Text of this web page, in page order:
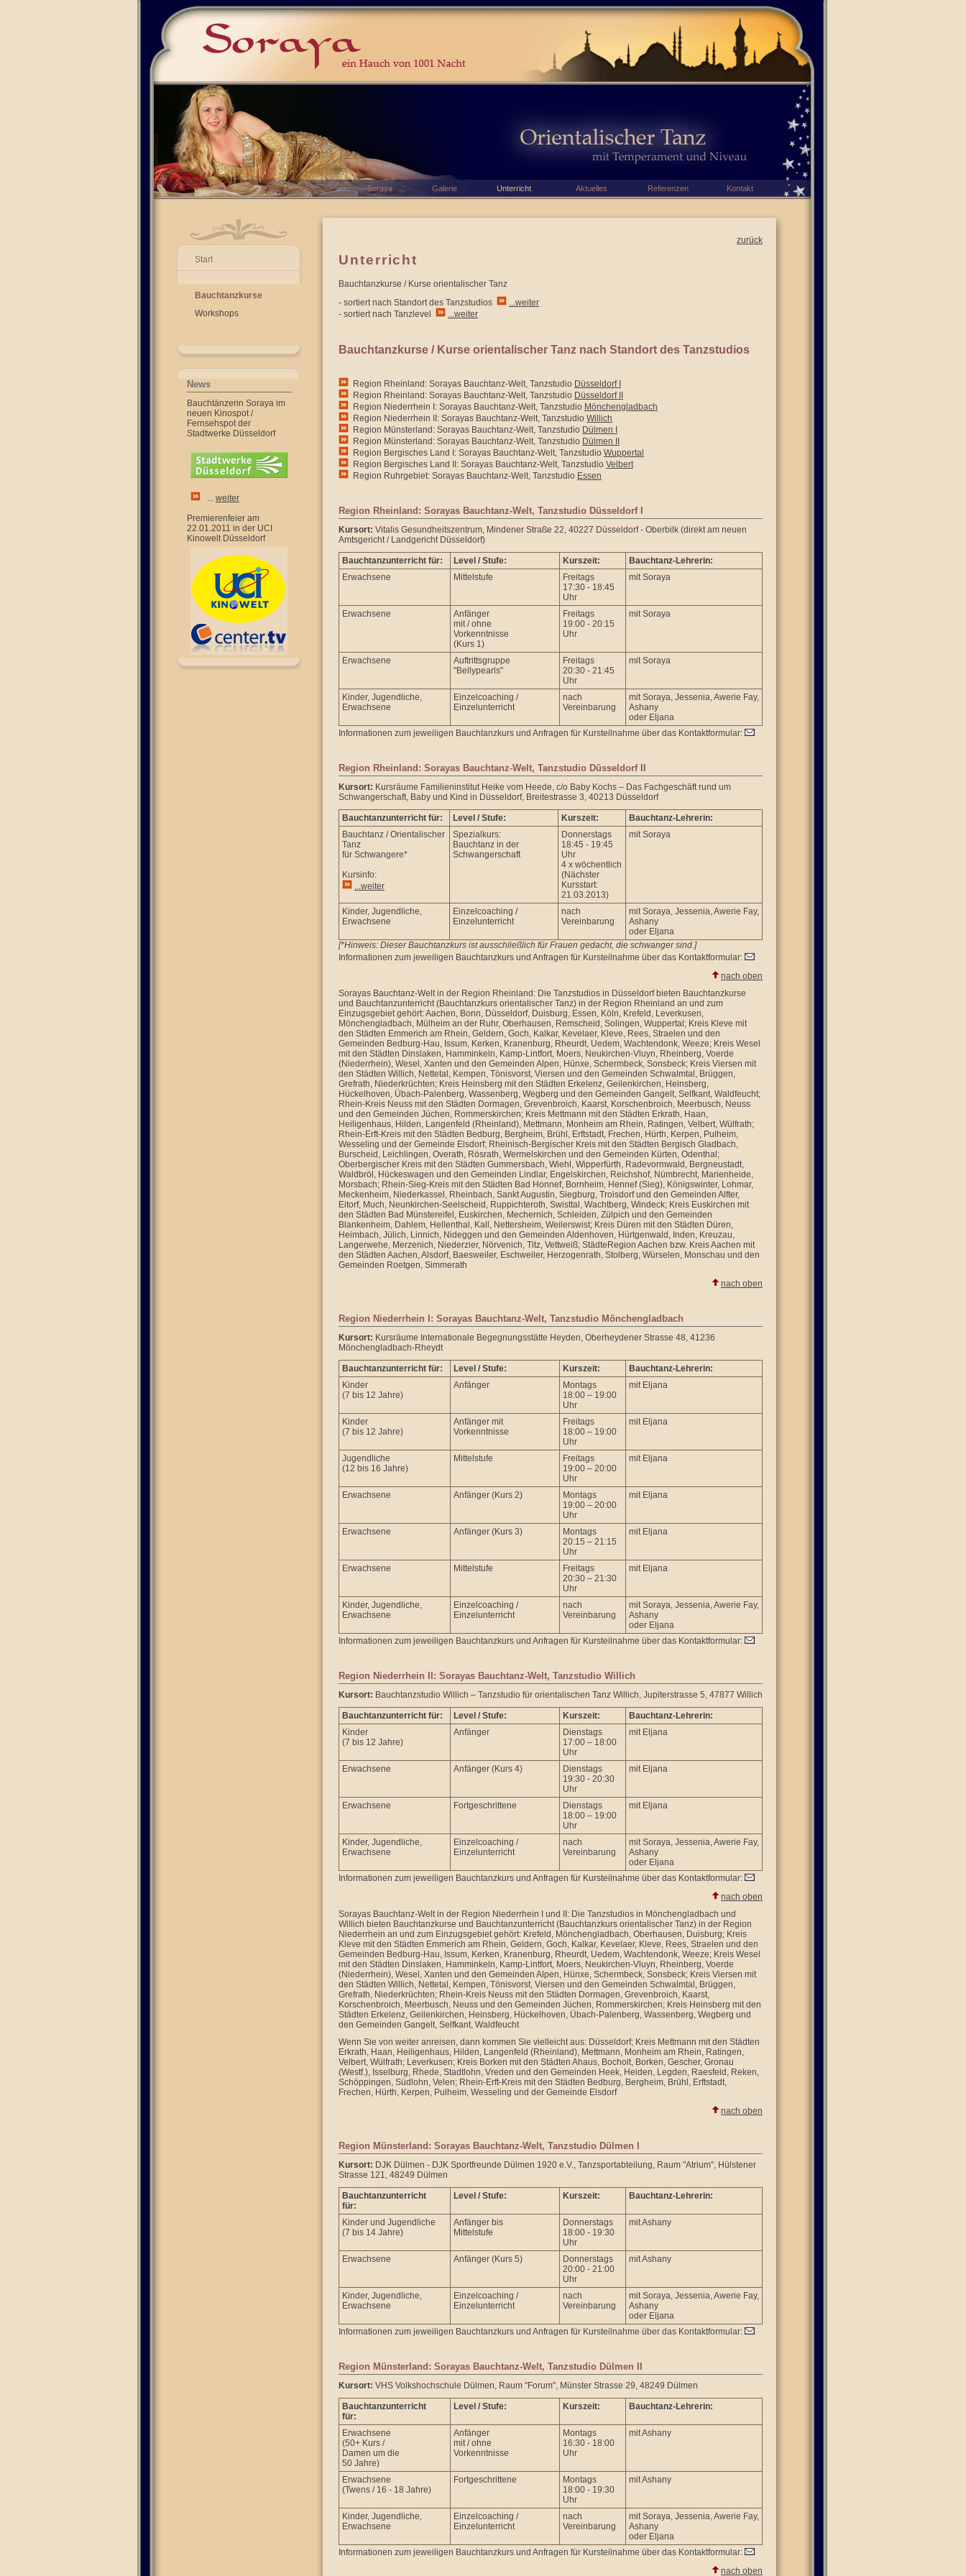
Start
Bauchtanzkurse
Workshops
News
Bauchtänzerin Soraya im
neuen Kinospot /
Fernsehspot der
Stadtwerke Düsseldorf
... weiter
Premierenfeier am
22.01.2011 in der UCI
Kinowelt Düsseldorf
zurück
Unterricht
Bauchtanzkurse / Kurse orientalischer Tanz
- sortiert nach Standort des Tanzstudios
...weiter
- sortiert nach Tanzlevel
...weiter
Bauchtanzkurse / Kurse orientalischer Tanz nach Standort des Tanzstudios
Region Rheinland: Sorayas Bauchtanz-Welt, Tanzstudio Düsseldorf I
Region Rheinland: Sorayas Bauchtanz-Welt, Tanzstudio Düsseldorf II
Region Niederrhein I: Sorayas Bauchtanz-Welt, Tanzstudio Mönchengladbach
Region Niederrhein II: Sorayas Bauchtanz-Welt, Tanzstudio Willich
Region Münsterland: Sorayas Bauchtanz-Welt, Tanzstudio Dülmen I
Region Münsterland: Sorayas Bauchtanz-Welt, Tanzstudio Dülmen II
Region Bergisches Land I: Sorayas Bauchtanz-Welt, Tanzstudio Wuppertal
Region Bergisches Land II: Sorayas Bauchtanz-Welt, Tanzstudio Velbert
Region Ruhrgebiet: Sorayas Bauchtanz-Welt, Tanzstudio Essen
Region Rheinland: Sorayas Bauchtanz-Welt, Tanzstudio Düsseldorf I
Kursort: Vitalis Gesundheitszentrum, Mindener Straße 22, 40227 Düsseldorf - Oberbilk (direkt am neuen
Amtsgericht / Landgericht Düsseldorf)
Bauchtanzunterricht für: Level / Stufe: Kurszeit:
Bauchtanz-Lehrerin:
Erwachsene
Mittelstufe
Freitags
17:30 - 18:45
Uhr
mit Soraya
Erwachsene
Anfänger
mit / ohne
Vorkenntnisse
(Kurs 1)
Freitags
19:00 - 20:15
Uhr
mit Soraya
Erwachsene
Auftrittsgruppe
"Bellypearls"
Freitags
20:30 - 21:45
Uhr
mit Soraya
Kinder, Jugendliche,
Erwachsene
Einzelcoaching /
Einzelunterricht
nach
Vereinbarung
mit Soraya, Jessenia, Awerie Fay,
Ashany
oder Eljana
Informationen zum jeweiligen Bauchtanzkurs und Anfragen für Kursteilnahme über das Kontaktformular:
Region Rheinland: Sorayas Bauchtanz-Welt, Tanzstudio Düsseldorf II
Kursort: Kursräume Familieninstitut Heike vom Heede, c/o Baby Kochs – Das Fachgeschäft rund um
Schwangerschaft, Baby und Kind in Düsseldorf, Breitestrasse 3, 40213 Düsseldorf
Bauchtanzunterricht für: Level / Stufe: Kurszeit:
Bauchtanz-Lehrerin:
Bauchtanz / Orientalischer
Tanz
für Schwangere*
Kursinfo:
...weiter
Spezialkurs:
Bauchtanz in der
Schwangerschaft
Donnerstags
18:45 - 19:45
Uhr
4 x wöchentlich
(Nächster
Kursstart:
21.03.2013)
mit Soraya
Kinder, Jugendliche,
Erwachsene
Einzelcoaching /
Einzelunterricht
nach
Vereinbarung
mit Soraya, Jessenia, Awerie Fay,
Ashany
oder Eljana
[*Hinweis: Dieser Bauchtanzkurs ist ausschließlich für Frauen gedacht, die schwanger sind.]
Informationen zum jeweiligen Bauchtanzkurs und Anfragen für Kursteilnahme über das Kontaktformular:
nach oben
Sorayas Bauchtanz-Welt in der Region Rheinland: Die Tanzstudios in Düsseldorf bieten Bauchtanzkurse
und Bauchtanzunterricht (Bauchtanzkurs orientalischer Tanz) in der Region Rheinland an und zum
Einzugsgebiet gehört: Aachen, Bonn, Düsseldorf, Duisburg, Essen, Köln, Krefeld, Leverkusen,
Mönchengladbach, Mülheim an der Ruhr, Oberhausen, Remscheid, Solingen, Wuppertal; Kreis Kleve mit
den Städten Emmerich am Rhein, Geldern, Goch, Kalkar, Kevelaer, Kleve, Rees, Straelen und den
Gemeinden Bedburg-Hau, Issum, Kerken, Kranenburg, Rheurdt, Uedem, Wachtendonk, Weeze; Kreis Wesel
mit den Städten Dinslaken, Hamminkeln, Kamp-Lintfort, Moers, Neukirchen-Vluyn, Rheinberg, Voerde
(Niederrhein), Wesel, Xanten und den Gemeinden Alpen, Hünxe, Schermbeck, Sonsbeck; Kreis Viersen mit
den Städten Willich, Nettetal, Kempen, Tönisvorst, Viersen und den Gemeinden Schwalmtal, Brüggen,
Grefrath, Niederkrüchten; Kreis Heinsberg mit den Städten Erkelenz, Geilenkirchen, Heinsberg,
Hückelhoven, Übach-Palenberg, Wassenberg, Wegberg und den Gemeinden Gangelt, Selfkant, Waldfeucht;
Rhein-Kreis Neuss mit den Städten Dormagen, Grevenbroich, Kaarst, Korschenbroich, Meerbusch, Neuss
und den Gemeinden Jüchen, Rommerskirchen; Kreis Mettmann mit den Städten Erkrath, Haan,
Heiligenhaus, Hilden, Langenfeld (Rheinland), Mettmann, Monheim am Rhein, Ratingen, Velbert, Wülfrath;
Rhein-Erft-Kreis mit den Städten Bedburg, Bergheim, Brühl, Erftstadt, Frechen, Hürth, Kerpen, Pulheim,
Wesseling und der Gemeinde Elsdorf; Rheinisch-Bergischer Kreis mit den Städten Bergisch Gladbach,
Burscheid, Leichlingen, Overath, Rösrath, Wermelskirchen und den Gemeinden Kürten, Odenthal;
Oberbergischer Kreis mit den Städten Gummersbach, Wiehl, Wipperfürth, Radevormwald, Bergneustadt,
Waldbröl, Hückeswagen und den Gemeinden Lindlar, Engelskirchen, Reichshof, Nümbrecht, Marienheide,
Morsbach; Rhein-Sieg-Kreis mit den Städten Bad Honnef, Bornheim, Hennef (Sieg), Königswinter, Lohmar,
Meckenheim, Niederkassel, Rheinbach, Sankt Augustin, Siegburg, Troisdorf und den Gemeinden Alfter,
Eitorf, Much, Neunkirchen-Seelscheid, Ruppichteroth, Swisttal, Wachtberg, Windeck; Kreis Euskirchen mit
den Städten Bad Münstereifel, Euskirchen, Mechernich, Schleiden, Zülpich und den Gemeinden
Blankenheim, Dahlem, Hellenthal, Kall, Nettersheim, Weilerswist; Kreis Düren mit den Städten Düren,
Heimbach, Jülich, Linnich, Nideggen und den Gemeinden Aldenhoven, Hürtgenwald, Inden, Kreuzau,
Langerwehe, Merzenich, Niederzier, Nörvenich, Titz, Vettweiß; StädteRegion Aachen bzw. Kreis Aachen mit
den Städten Aachen, Alsdorf, Baesweiler, Eschweiler, Herzogenrath, Stolberg, Würselen, Monschau und den
Gemeinden Roetgen, Simmerath
nach oben
Region Niederrhein I: Sorayas Bauchtanz-Welt, Tanzstudio Mönchengladbach
Kursort: Kursräume Internationale Begegnungsstätte Heyden, Oberheydener Strasse 48, 41236
Mönchengladbach-Rheydt
Bauchtanzunterricht für: Level / Stufe: Kurszeit:
Bauchtanz-Lehrerin:
Kinder
(7 bis 12 Jahre)
Anfänger
Montags
18:00 – 19:00
Uhr
mit Eljana
Kinder
(7 bis 12 Jahre)
Anfänger mit
Vorkenntnisse
Freitags
18:00 – 19:00
Uhr
mit Eljana
Jugendliche
(12 bis 16 Jahre)
Mittelstufe
Freitags
19:00 – 20:00
Uhr
mit Eljana
Erwachsene Anfänger (Kurs 2)
Montags
19:00 – 20:00
Uhr
mit Eljana
Erwachsene Anfänger (Kurs 3)
Montags
20:15 – 21:15
Uhr
mit Eljana
Erwachsene Mittelstufe
Freitags
20:30 – 21:30
Uhr
mit Eljana
Kinder, Jugendliche,
Erwachsene
Einzelcoaching /
Einzelunterricht
nach
Vereinbarung
mit Soraya, Jessenia, Awerie Fay,
Ashany
oder Eljana
Informationen zum jeweiligen Bauchtanzkurs und Anfragen für Kursteilnahme über das Kontaktformular:
Region Niederrhein II: Sorayas Bauchtanz-Welt, Tanzstudio Willich
Kursort: Bauchtanzstudio Willich – Tanzstudio für orientalischen Tanz Willich, Jupiterstrasse 5, 47877 Willich
Bauchtanzunterricht für: Level / Stufe: Kurszeit:
Bauchtanz-Lehrerin:
Kinder
(7 bis 12 Jahre)
Anfänger
Dienstags
17:00 – 18:00
Uhr
mit Eljana
Erwachsene Anfänger (Kurs 4)
Dienstags
19:30 - 20:30
Uhr
mit Eljana
Erwachsene Fortgeschrittene
Dienstags
18:00 – 19:00
Uhr
mit Eljana
Kinder, Jugendliche,
Erwachsene
Einzelcoaching /
Einzelunterricht
nach
Vereinbarung
mit Soraya, Jessenia, Awerie Fay,
Ashany
oder Eljana
Informationen zum jeweiligen Bauchtanzkurs und Anfragen für Kursteilnahme über das Kontaktformular:
nach oben
Sorayas Bauchtanz-Welt in der Region Niederrhein I und II: Die Tanzstudios in Mönchengladbach und
Willich bieten Bauchtanzkurse und Bauchtanzunterricht (Bauchtanzkurs orientalischer Tanz) in der Region
Niederrhein an und zum Einzugsgebiet gehört: Krefeld, Mönchengladbach, Oberhausen, Duisburg; Kreis
Kleve mit den Städten Emmerich am Rhein, Geldern, Goch, Kalkar, Kevelaer, Kleve, Rees, Straelen und den
Gemeinden Bedburg-Hau, Issum, Kerken, Kranenburg, Rheurdt, Uedem, Wachtendonk, Weeze; Kreis Wesel
mit den Städten Dinslaken, Hamminkeln, Kamp-Lintfort, Moers, Neukirchen-Vluyn, Rheinberg, Voerde
(Niederrhein), Wesel, Xanten und den Gemeinden Alpen, Hünxe, Schermbeck, Sonsbeck; Kreis Viersen mit
den Städten Willich, Nettetal, Kempen, Tönisvorst, Viersen und den Gemeinden Schwalmtal, Brüggen,
Grefrath, Niederkrüchten; Rhein-Kreis Neuss mit den Städten Dormagen, Grevenbroich, Kaarst,
Korschenbroich, Meerbusch, Neuss und den Gemeinden Jüchen, Rommerskirchen; Kreis Heinsberg mit den
Städten Erkelenz, Geilenkirchen, Heinsberg, Hückelhoven, Übach-Palenberg, Wassenberg, Wegberg und
den Gemeinden Gangelt, Selfkant, Waldfeucht
Wenn Sie von weiter anreisen, dann kommen Sie vielleicht aus: Düsseldorf; Kreis Mettmann mit den Städten
Erkrath, Haan, Heiligenhaus, Hilden, Langenfeld (Rheinland), Mettmann, Monheim am Rhein, Ratingen,
Velbert, Wülfrath; Leverkusen; Kreis Borken mit den Städten Ahaus, Bocholt, Borken, Gescher, Gronau
(Westf.), Isselburg, Rhede, Stadtlohn, Vreden und den Gemeinden Heek, Heiden, Legden, Raesfeld, Reken,
Schöppingen, Südlohn, Velen; Rhein-Erft-Kreis mit den Städten Bedburg, Bergheim, Brühl, Erftstadt,
Frechen, Hürth, Kerpen, Pulheim, Wesseling und der Gemeinde Elsdorf
nach oben
Region Münsterland: Sorayas Bauchtanz-Welt, Tanzstudio Dülmen I
Kursort: DJK Dülmen - DJK Sportfreunde Dülmen 1920 e.V., Tanzsportabteilung, Raum "Atrium", Hülstener
Strasse 121, 48249 Dülmen
Bauchtanzunterricht
für:
Level / Stufe: Kurszeit: Bauchtanz-Lehrerin:
Kinder und Jugendliche
(7 bis 14 Jahre)
Anfänger bis
Mittelstufe
Donnerstags
18:00 - 19:30
Uhr
mit Ashany
Erwachsene Anfänger (Kurs 5)
Donnerstags
20:00 - 21:00
Uhr
mit Ashany
Kinder, Jugendliche,
Erwachsene
Einzelcoaching /
Einzelunterricht
nach
Vereinbarung
mit Soraya, Jessenia, Awerie Fay,
Ashany
oder Eljana
Informationen zum jeweiligen Bauchtanzkurs und Anfragen für Kursteilnahme über das Kontaktformular:
Region Münsterland: Sorayas Bauchtanz-Welt, Tanzstudio Dülmen II
Kursort: VHS Volkshochschule Dülmen, Raum "Forum", Münster Strasse 29, 48249 Dülmen
Bauchtanzunterricht
für:
Level / Stufe: Kurszeit: Bauchtanz-Lehrerin:
Erwachsene
(50+ Kurs /
Damen um die
50 Jahre)
Anfänger
mit / ohne
Vorkenntnisse
Montags
16:30 - 18:00
Uhr
mit Ashany
Erwachsene
(Twens / 16 - 18 Jahre)
Fortgeschrittene
Montags
18:00 - 19:30
Uhr
mit Ashany
Kinder, Jugendliche,
Erwachsene
Einzelcoaching /
Einzelunterricht
nach
Vereinbarung
mit Soraya, Jessenia, Awerie Fay,
Ashany
oder Eljana
Informationen zum jeweiligen Bauchtanzkurs und Anfragen für Kursteilnahme über das Kontaktformular:
nach oben
Soraya Galerie Unterricht Aktuelles Referenzen Kontakt